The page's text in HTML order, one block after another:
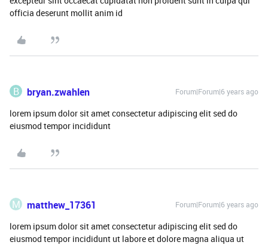
officia deserunt mollit anim id
B bryan.zwahlen Forum|Forum|6 years ago
lorem ipsum dolor sit amet consectetur adipiscing elit sed do
eiusmod tempor incididunt
M matthew_17361 Forum|Forum|6 years ago
lorem ipsum dolor sit amet consectetur adipiscing elit sed do
eiusmod tempor incididunt ut labore et dolore magna aliqua ut